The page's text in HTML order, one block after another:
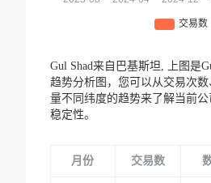
Gul Shad来自巴基斯坦,
上图是
趋势分析图，您可以从交易次
量不同纬度的趋势来了解当前
稳定性。
月份 交易数